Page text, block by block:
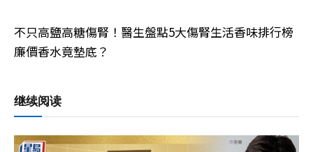
不只高鹽高糖傷腎！醫生盤點5大傷腎生活香味排行榜
廉價香水竟墊底？
继续阅读